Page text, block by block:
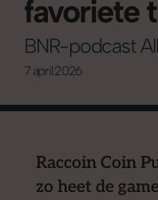
favoriete
BNR-podcast
7 april 2026
Raccoin Coin
zo heet de